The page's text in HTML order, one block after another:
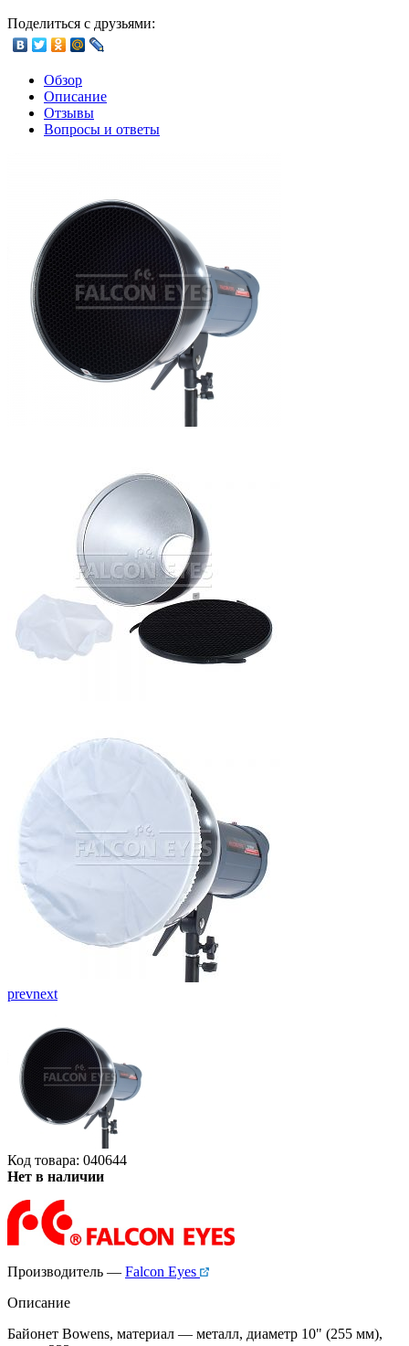
Поделиться с друзьями:
Обзор
Описание
Отзывы
Вопросы и ответы
prevnext
Код товара: 040644
Нет в наличии
Производитель — Falcon Eyes
Описание
Байонет Bowens, материал — металл, диаметр 10" (255 мм),